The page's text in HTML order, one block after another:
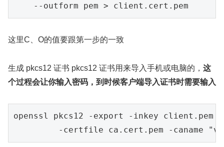
--outform
pem > client. cert. pem
这里C、O的值要跟第一步的一致
生成 pkcs12 证书 pkcs12 证书用来导入手机或电脑的， 这
个过程会让你输入密码，到时候客户端导入证书时需要输入
openssl pkcs12 -export -inkey client .pem
         -certfile ca
.cert .pem -caname